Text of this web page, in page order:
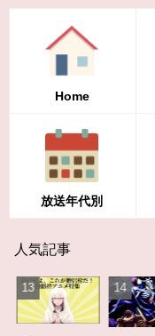
Home
放送年代別
人気記事